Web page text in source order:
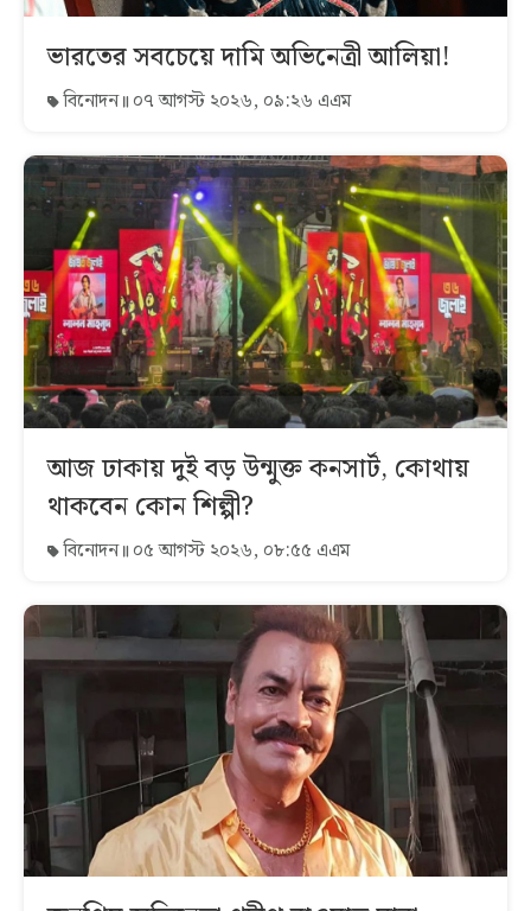
ভারতের সবচেয়ে দামি অভিনেত্রী আলিয়া!
বিনোদন ০৭ আগস্ট ২০২৬, ০৯:২৬ এএম
আজ ঢাকায় দুই বড় উন্মুক্ত কনসার্ট, কোথায়
থাকবেন কোন শিল্পী?
বিনোদন ০৫ আগস্ট ২০২৬, ০৮:৫৫ এএম